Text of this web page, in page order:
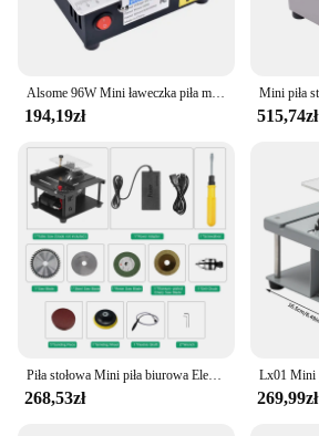
194,19zł 515,74zł
268,53zł 269,99zł